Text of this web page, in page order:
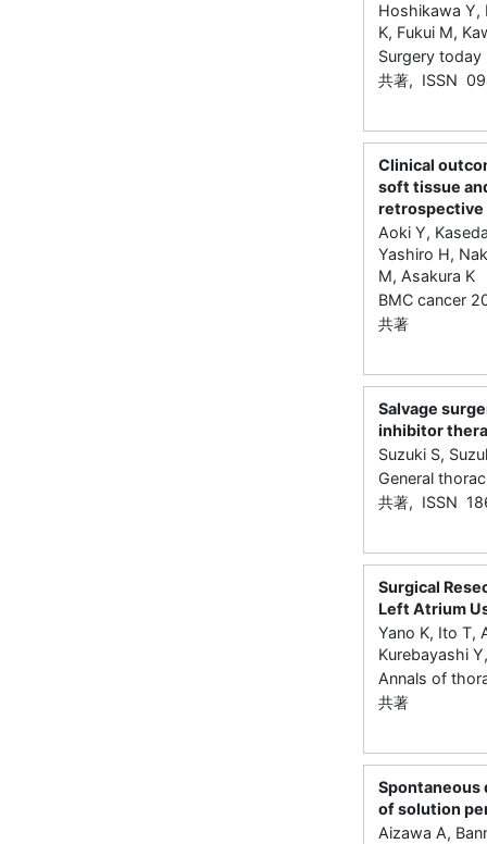
Hoshikawa Y,
K, Fukui M,
Surgery today
共著, ISSN
Clinical
soft tissue
retrospective
Aoki Y,
Yashiro H,
M, Asakura K
BMC cancer
共著
Salvage
inhibitor
Suzuki S,
General
共著, ISSN
Surgical
Left Atrium
Yano K, Ito T,
Kurebayashi
Annals of
共著
of solution
Aizawa A,